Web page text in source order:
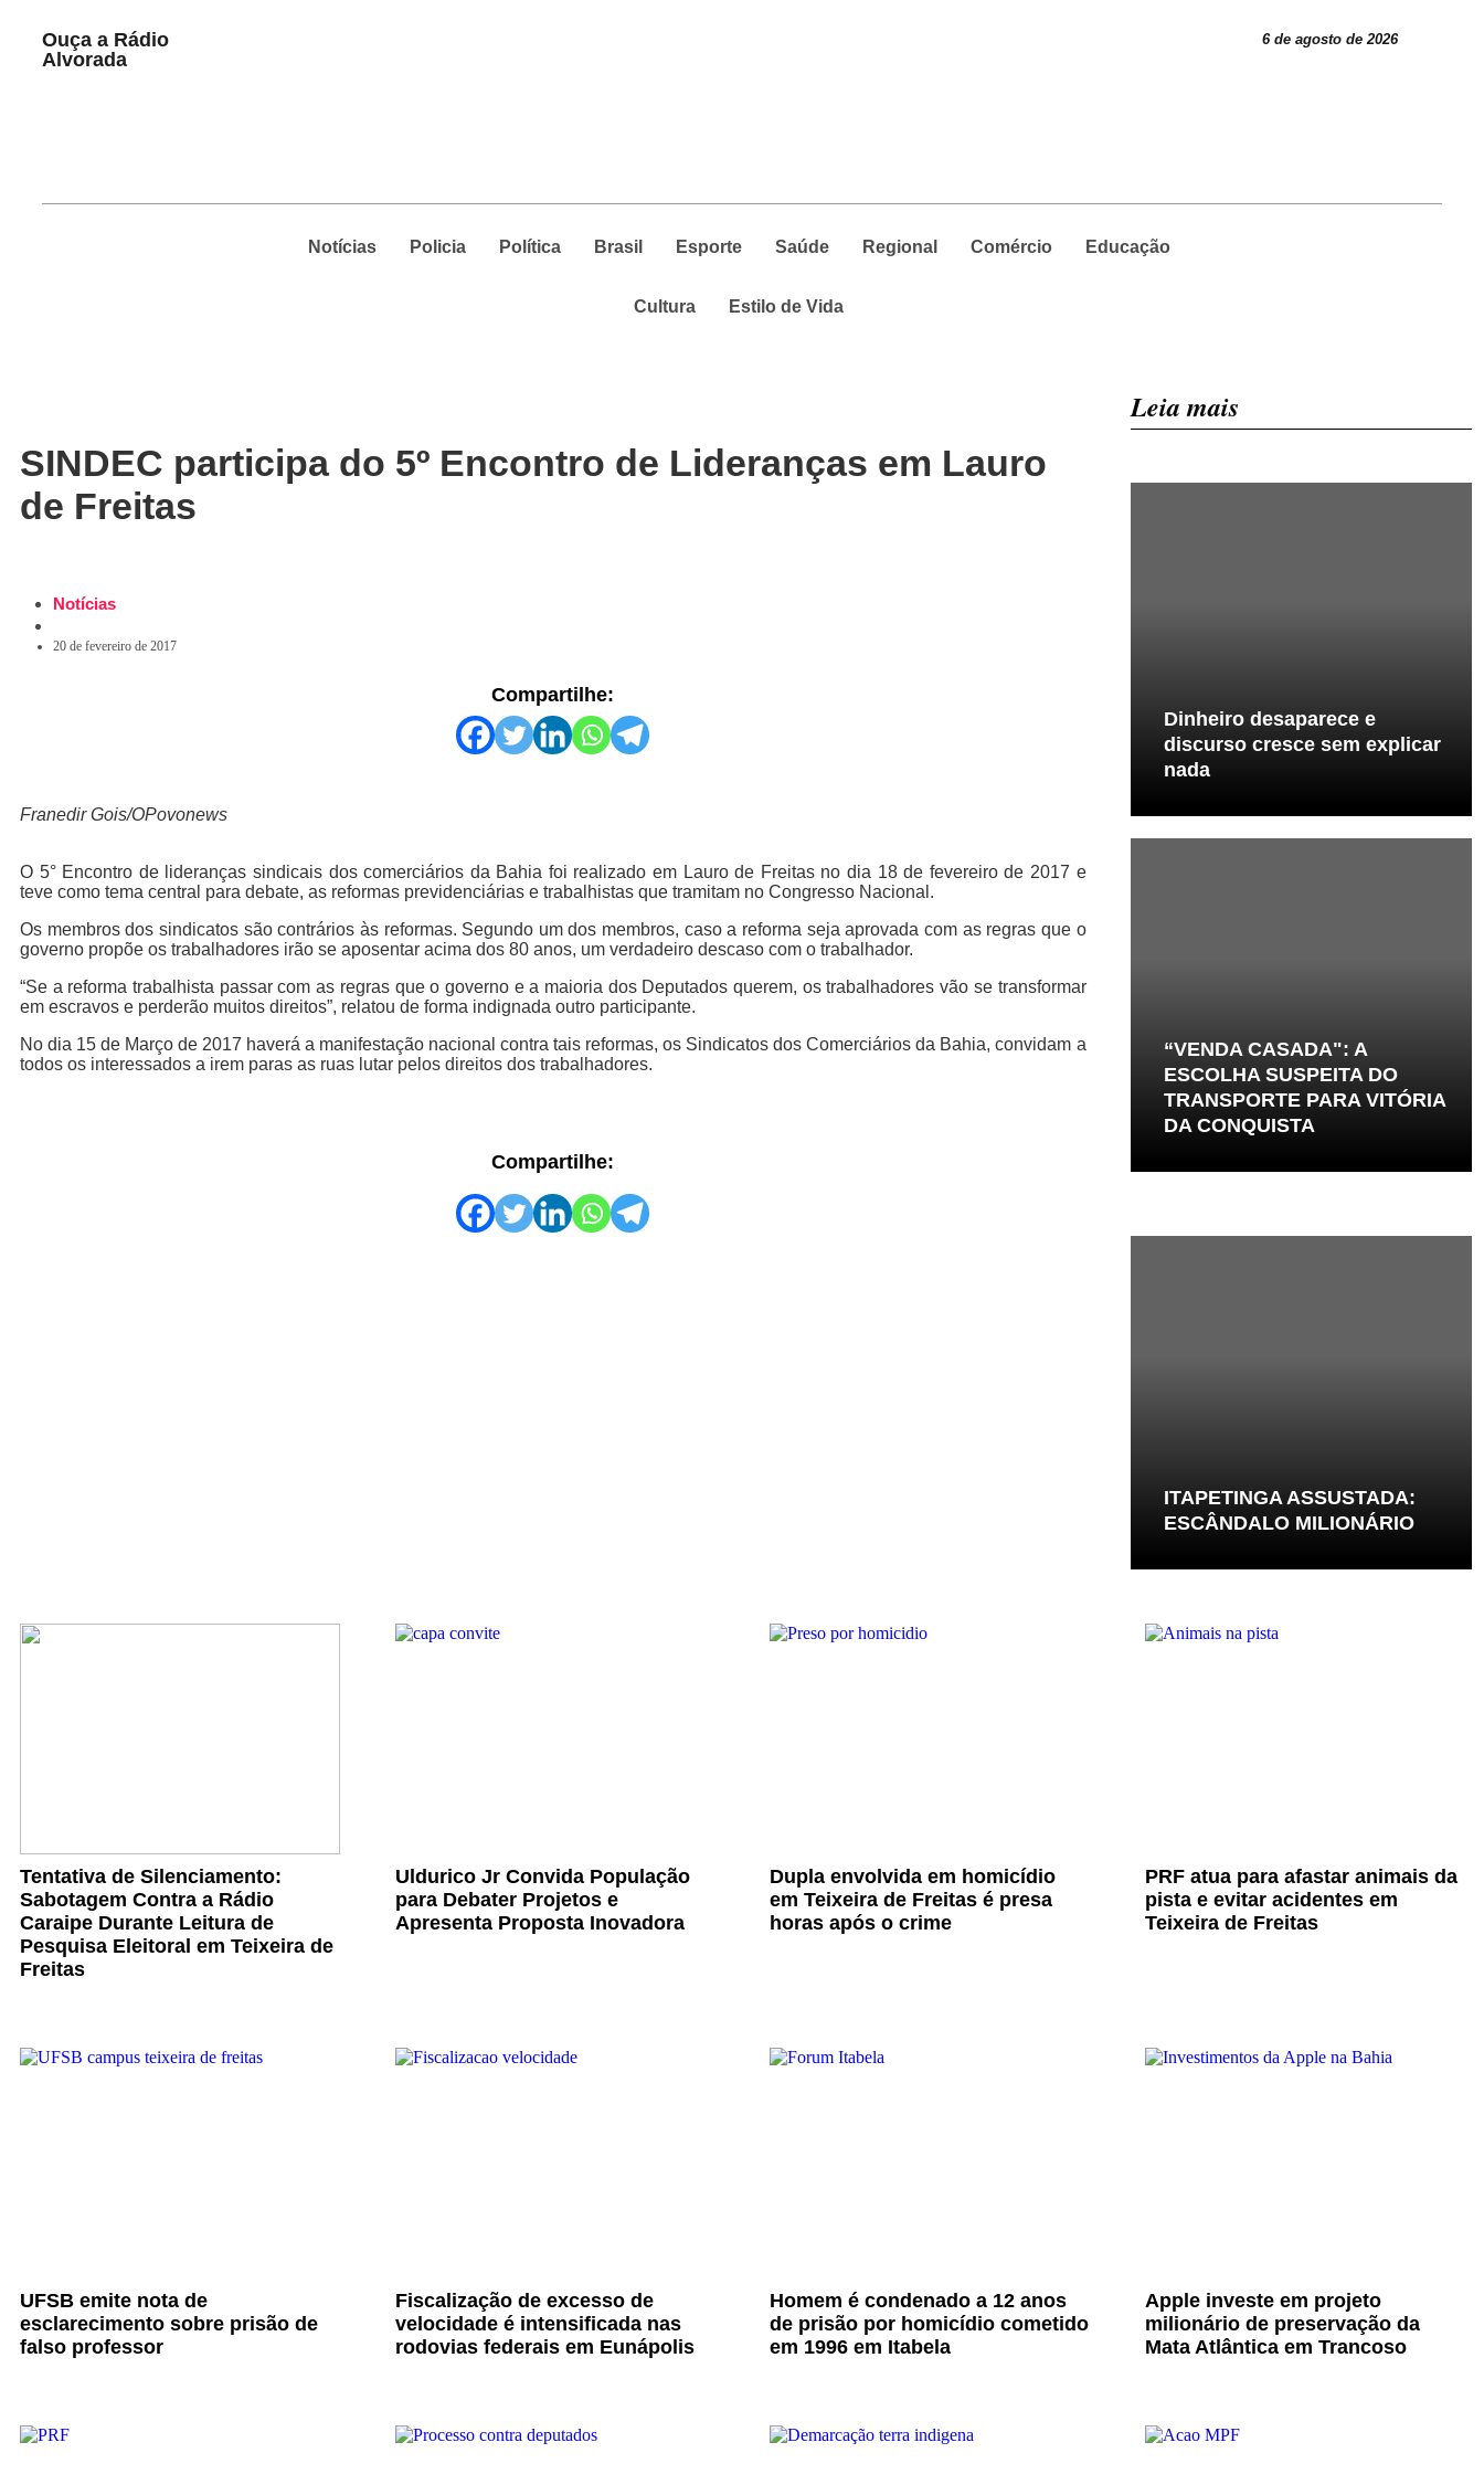
Ouça a Rádio
Alvorada
6 de agosto de 2026
Notícias Policia Política Brasil Esporte Saúde Regional Comércio Educação
Cultura Estilo de Vida
SINDEC participa do 5º Encontro de Lideranças em Lauro
de Freitas
Notícias
20 de fevereiro de 2017
Compartilhe:
Franedir Gois/OPovonews
O 5° Encontro de lideranças sindicais dos comerciários da Bahia foi realizado em Lauro de Freitas no dia 18 de fevereiro de 2017 e
teve como tema central para debate, as reformas previdenciárias e trabalhistas que tramitam no Congresso Nacional.
Os membros dos sindicatos são contrários às reformas. Segundo um dos membros, caso a reforma seja aprovada com as regras que o
governo propõe os trabalhadores irão se aposentar acima dos 80 anos, um verdadeiro descaso com o trabalhador.
“Se a reforma trabalhista passar com as regras que o governo e a maioria dos Deputados querem, os trabalhadores vão se transformar
em escravos e perderão muitos direitos”, relatou de forma indignada outro participante.
No dia 15 de Março de 2017 haverá a manifestação nacional contra tais reformas, os Sindicatos dos Comerciários da Bahia, convidam a
todos os interessados a irem paras as ruas lutar pelos direitos dos trabalhadores.
Compartilhe:
Leia mais
Dinheiro desaparece e
discurso cresce sem explicar
nada
“VENDA CASADA": A
ESCOLHA SUSPEITA DO
TRANSPORTE PARA VITÓRIA
DA CONQUISTA
ITAPETINGA ASSUSTADA:
ESCÂNDALO MILIONÁRIO
Tentativa de Silenciamento:
Sabotagem Contra a Rádio
Caraipe Durante Leitura de
Pesquisa Eleitoral em Teixeira de
Freitas
Uldurico Jr Convida População
para Debater Projetos e
Apresenta Proposta Inovadora
Dupla envolvida em homicídio
em Teixeira de Freitas é presa
horas após o crime
PRF atua para afastar animais da
pista e evitar acidentes em
Teixeira de Freitas
UFSB emite nota de
esclarecimento sobre prisão de
falso professor
Fiscalização de excesso de
velocidade é intensificada nas
rodovias federais em Eunápolis
Homem é condenado a 12 anos
de prisão por homicídio cometido
em 1996 em Itabela
Apple investe em projeto
milionário de preservação da
Mata Atlântica em Trancoso